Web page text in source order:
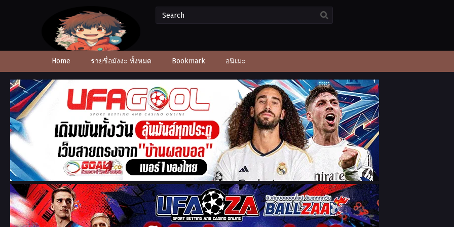
Home รายชื่อมังงะ ทั้งหมด Bookmark อนิเมะ